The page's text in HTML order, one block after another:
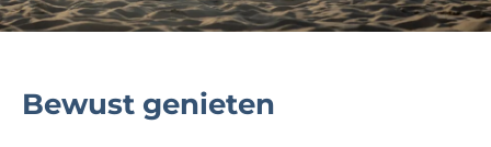
Bewust genieten